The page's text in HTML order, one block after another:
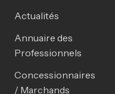
Actualités
Annuaire des
Professionnels
Concessionnaires
/ Marchands